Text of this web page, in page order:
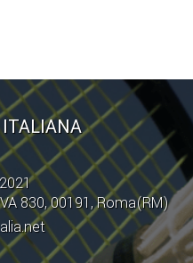
830, 00191, Roma(RM)